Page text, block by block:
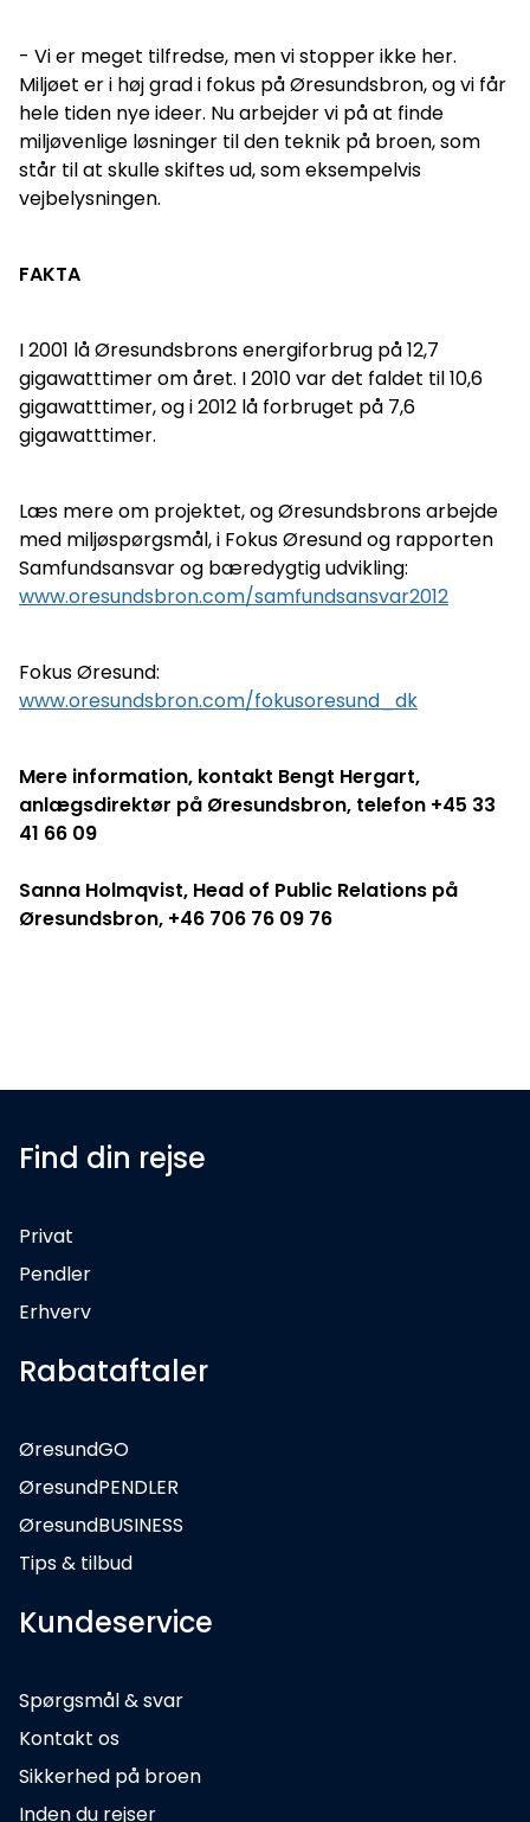
- Vi er meget tilfredse, men vi stopper ikke her.
Miljøet er i høj grad i fokus på Øresundsbron, og vi får
hele tiden nye ideer. Nu arbejder vi på at finde
miljøvenlige løsninger til den teknik på broen, som
står til at skulle skiftes ud, som eksempelvis
vejbelysningen.
FAKTA
I 2001 lå Øresundsbrons energiforbrug på 12,7
gigawatttimer om året. I 2010 var det faldet til 10,6
gigawatttimer, og i 2012 lå forbruget på 7,6
gigawatttimer.
Læs mere om projektet, og Øresundsbrons arbejde
med miljøspørgsmål, i Fokus Øresund og rapporten
Samfundsansvar og bæredygtig udvikling:
www.oresundsbron.com/samfundsansvar2012
Fokus Øresund:
www.oresundsbron.com/fokusoresund_dk
Mere information, kontakt Bengt Hergart,
anlægsdirektør på Øresundsbron, telefon +45 33
41 66 09
Sanna Holmqvist, Head of Public Relations på
Øresundsbron, +46 706 76 09 76
Find din rejse
Privat
Pendler
Erhverv
Rabataftaler
ØresundGO
ØresundPENDLER
ØresundBUSINESS
Tips & tilbud
Kundeservice
Spørgsmål & svar
Kontakt os
Sikkerhed på broen
Inden du rejser